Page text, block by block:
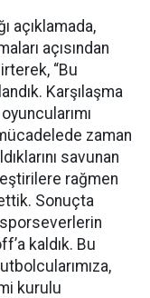
açıklamada,
açısından
“Bu
Karşılaşma
zaman
savunan
rağmen
Sonuçta
kaldık. Bu
kurulu